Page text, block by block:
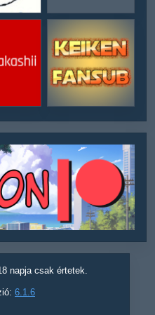
napja csak értetek.
6.1.6